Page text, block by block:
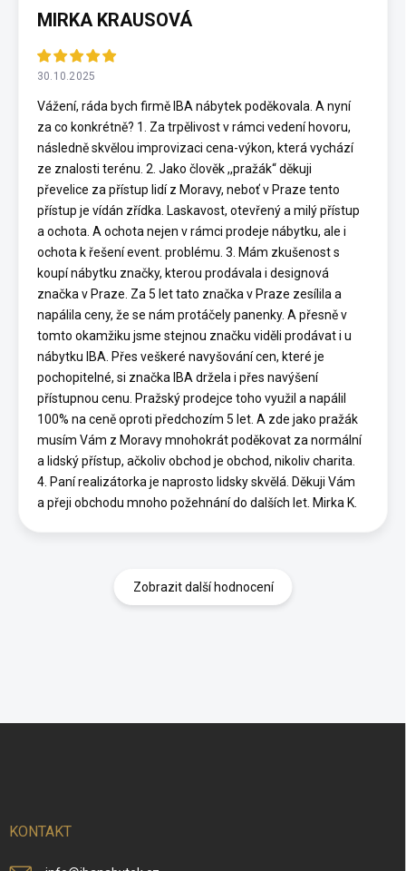
MIRKA KRAUSOVÁ
30.10.2025
Vážení, ráda bych firmě IBA nábytek poděkovala. A nyní
za co konkrétně? 1. Za trpělivost v rámci vedení hovoru,
následně skvělou improvizaci cena-výkon, která vychází
ze znalosti terénu. 2. Jako člověk ,,pražák“ děkuji
převelice za přístup lidí z Moravy, neboť v Praze tento
přístup je vídán zřídka. Laskavost, otevřený a milý přístup
a ochota. A ochota nejen v rámci prodeje nábytku, ale i
ochota k řešení event. problému. 3. Mám zkušenost s
koupí nábytku značky, kterou prodávala i designová
značka v Praze. Za 5 let tato značka v Praze zesílila a
napálila ceny, že se nám protáčely panenky. A přesně v
tomto okamžiku jsme stejnou značku viděli prodávat i u
nábytku IBA. Přes veškeré navyšování cen, které je
pochopitelné, si značka IBA držela i přes navýšení
přístupnou cenu. Pražský prodejce toho využil a napálil
100% na ceně oproti předchozím 5 let. A zde jako pražák
musím Vám z Moravy mnohokrát poděkovat za normální
a lidský přístup, ačkoliv obchod je obchod, nikoliv charita.
4. Paní realizátorka je naprosto lidsky skvělá. Děkuji Vám
a přeji obchodu mnoho požehnání do dalších let. Mirka K.
Zobrazit další hodnocení
KONTAKT